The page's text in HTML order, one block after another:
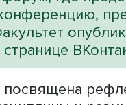
и
для